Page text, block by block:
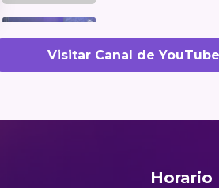
Iglesia Elim Girona |
servicio domingo -
cristianas
Visitar Canal de YouTube
Horario